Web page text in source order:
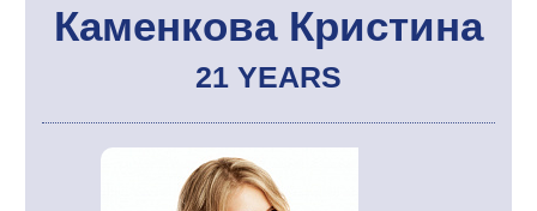
About pageant
Participants
Gallery
Каменкова Кристина
21 YEARS